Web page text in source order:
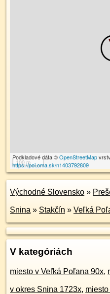
100 m
Podkladové dáta ©OpenStreetMap
https://poi.oma.sk/n1403792809
Východné Slovensko »
Snina » Stakčín » Veľká
V kategóriách
miesto v Veľká Poľana 90x,
v okres Snina 1723x,